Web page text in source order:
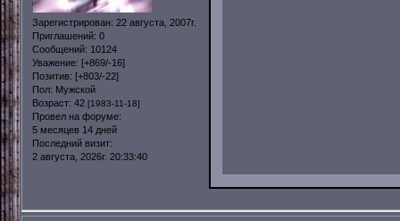
Зарегистрирован: 22 августа, 2007г.
Приглашений: 0
Сообщений: 10124
Уважение: [+869/-16]
Позитив: [+803/-22]
Пол: Мужской
Возраст: 42 [1983-11-18]
Провел на форуме:
5 месяцев 14 дней
Последний визит:
2 августа, 2026г. 20:33:40